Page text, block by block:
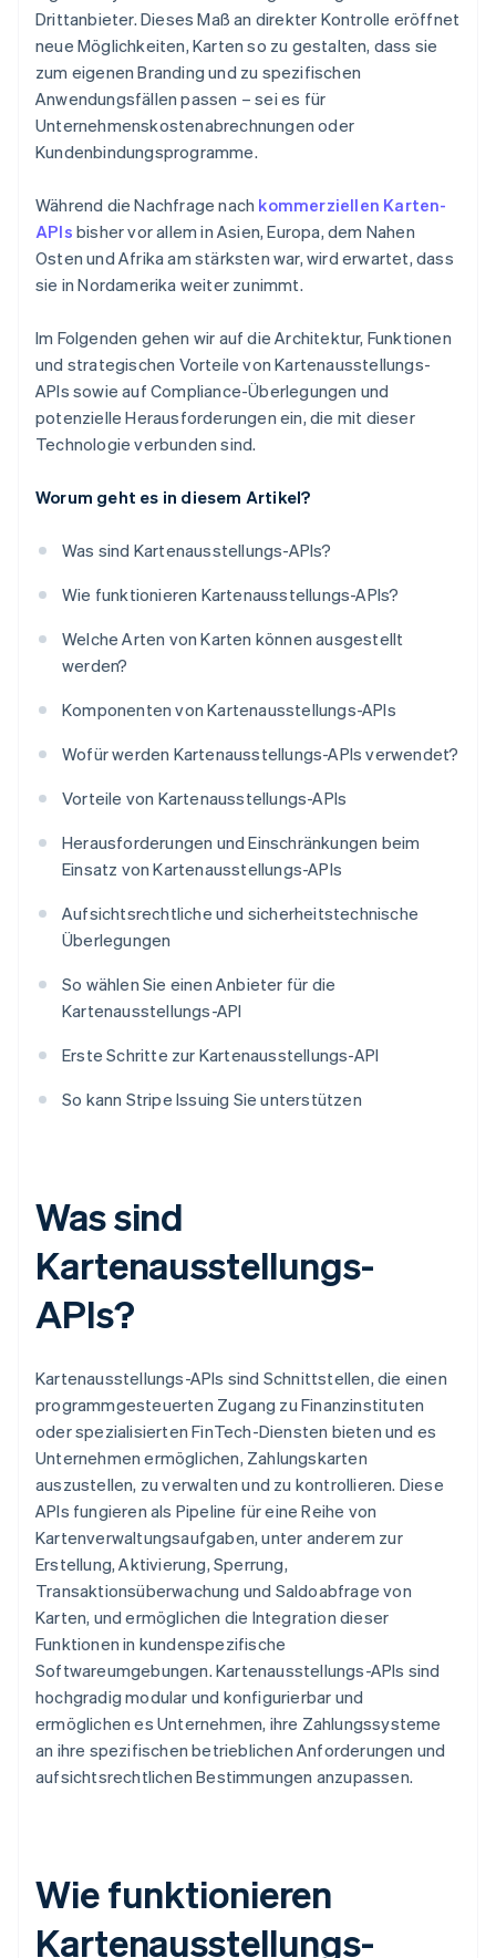
Drittanbieter. Dieses Maß an direkter Kontrolle eröffnet
neue Möglichkeiten, Karten so zu gestalten, dass sie
zum eigenen Branding und zu spezifischen
Anwendungsfällen passen – sei es für
Unternehmenskostenabrechnungen oder
Kundenbindungsprogramme.
Während die Nachfrage nach kommerziellen Karten-
APIs bisher vor allem in Asien, Europa, dem Nahen
Osten und Afrika am stärksten war, wird erwartet, dass
sie in Nordamerika weiter zunimmt.
Im Folgenden gehen wir auf die Architektur, Funktionen
und strategischen Vorteile von Kartenausstellungs-
APIs sowie auf Compliance-Überlegungen und
potenzielle Herausforderungen ein, die mit dieser
Technologie verbunden sind.
Worum geht es in diesem Artikel?
Was sind Kartenausstellungs-APIs?
Wie funktionieren Kartenausstellungs-APIs?
Welche Arten von Karten können ausgestellt
werden?
Komponenten von Kartenausstellungs-APIs
Wofür werden Kartenausstellungs-APIs verwendet?
Vorteile von Kartenausstellungs-APIs
Herausforderungen und Einschränkungen beim
Einsatz von Kartenausstellungs-APIs
Aufsichtsrechtliche und sicherheitstechnische
Überlegungen
So wählen Sie einen Anbieter für die
Kartenausstellungs-API
Erste Schritte zur Kartenausstellungs-API
So kann Stripe Issuing Sie unterstützen
Was sind
Kartenausstellungs-
APIs?
Kartenausstellungs-APIs sind Schnittstellen, die einen
programmgesteuerten Zugang zu Finanzinstituten
oder spezialisierten FinTech-Diensten bieten und es
Unternehmen ermöglichen, Zahlungskarten
auszustellen, zu verwalten und zu kontrollieren. Diese
APIs fungieren als Pipeline für eine Reihe von
Kartenverwaltungsaufgaben, unter anderem zur
Erstellung, Aktivierung, Sperrung,
Transaktionsüberwachung und Saldoabfrage von
Karten, und ermöglichen die Integration dieser
Funktionen in kundenspezifische
Softwareumgebungen. Kartenausstellungs-APIs sind
hochgradig modular und konfigurierbar und
ermöglichen es Unternehmen, ihre Zahlungssysteme
an ihre spezifischen betrieblichen Anforderungen und
aufsichtsrechtlichen Bestimmungen anzupassen.
Wie funktionieren
Kartenausstellungs-